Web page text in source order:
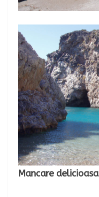
Mancare delicioasa